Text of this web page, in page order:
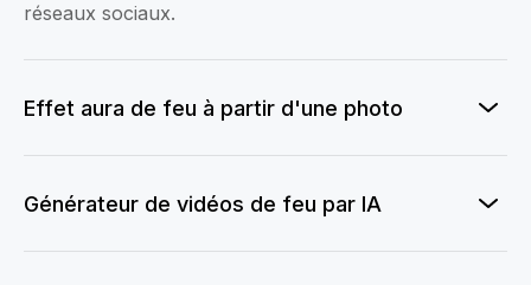
réseaux sociaux.
Effet aura de feu à partir d'une photo
Générateur de vidéos de feu par IA